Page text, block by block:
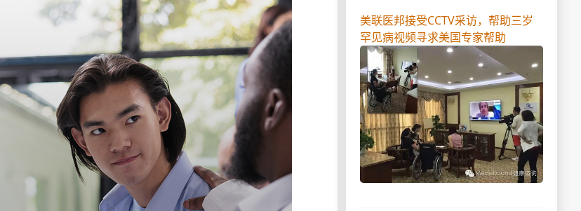
美联医邦接受CCTV采访，帮助三岁
罕见病视频寻求美国专家帮助